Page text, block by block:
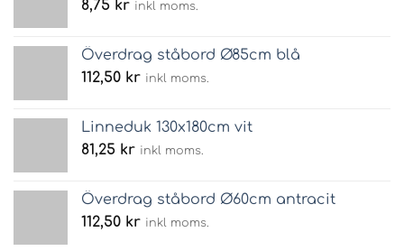
8,75 kr inkl moms.
Överdrag ståbord Ø85cm blå
112,50 kr inkl moms.
Linneduk 130x180cm vit
81,25 kr inkl moms.
Överdrag ståbord Ø60cm antracit
112,50 kr inkl moms.